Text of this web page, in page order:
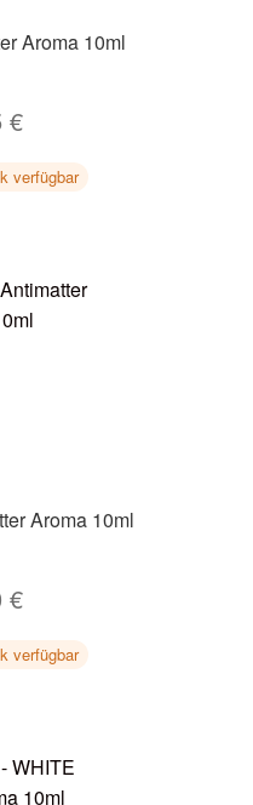
Aroma 10ml
€
verfügbar
Aroma 10ml
€
verfügbar